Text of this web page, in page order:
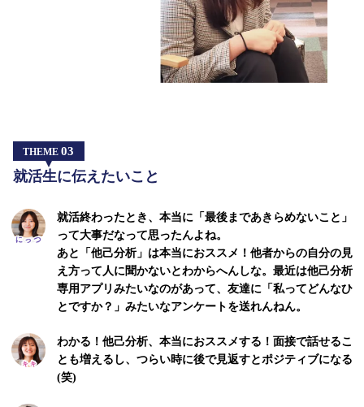
THEME03
就活生に伝えたいこと
就活終わったとき、本当に「最後まであきらめないこと」
って大事だなって思ったんよね。
あと「他己分析」は本当におススメ！他者からの自分の見
え方って人に聞かないとわからへんしな。最近は他己分析
専用アプリみたいなのがあって、友達に「私ってどんなひ
とですか？」みたいなアンケートを送れんねん。
わかる！他己分析、本当におススメする！面接で話せるこ
とも増えるし、つらい時に後で見返すとポジティブになる
(笑)